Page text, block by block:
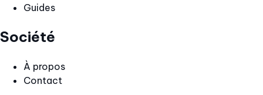
Guides
Société
À propos
Contact